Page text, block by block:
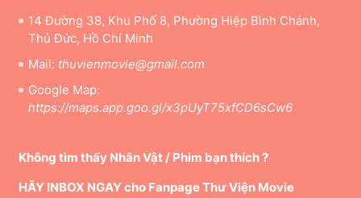
14 Đường 38, Khu Phố 8, Phường Hiệp Bình Chánh,
Thủ Đức, Hồ Chí Minh
Mail: thuvienmovie@gmail.com
Google Map:
https://maps.app.goo.gl/x3pUyT75xfCD6sCw6
Không tìm thấy Nhân Vật / Phim bạn thích ?
HÃY INBOX NGAY cho Fanpage Thư Viện Movie